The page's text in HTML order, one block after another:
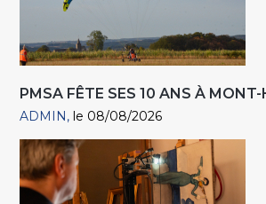
PMSA FÊTE SES 10 ANS À
ADMIN le 08/08/2026